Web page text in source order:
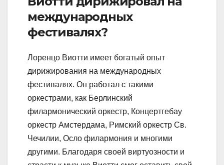
международных
фестивалях?
Лоренцо Виотти имеет богатый опыт
дирижирования на международных
фестивалях. Он работал с такими
оркестрами, как Берлинский
филармонический оркестр, Концертгебау
оркестр Амстердама, Римский оркестр Св.
Чечилии, Осло филармония и многими
другими. Благодаря своей виртуозности и